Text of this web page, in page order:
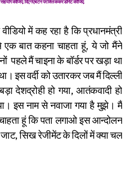
कीजिए. दिए गए बटन पर क्लिक कर डोनेट कीजिए.
में कह रहा है कि प्रधानमंत्री
बात कहना चाहता हूं, ये जो मैंने
पहले मैं चाइना के बॉर्डर पर खड़ा था
इस वर्दी को उतारकर जब मैं दिल्ली
देशद्रोही हो गया, आतंकवादी हो
इस नाम से नवाजा गया है मुझे। मैं
हूं कि पता लगाओ इस आन्दोलन
सिख रेजीमेंट के दिलों में क्या चल